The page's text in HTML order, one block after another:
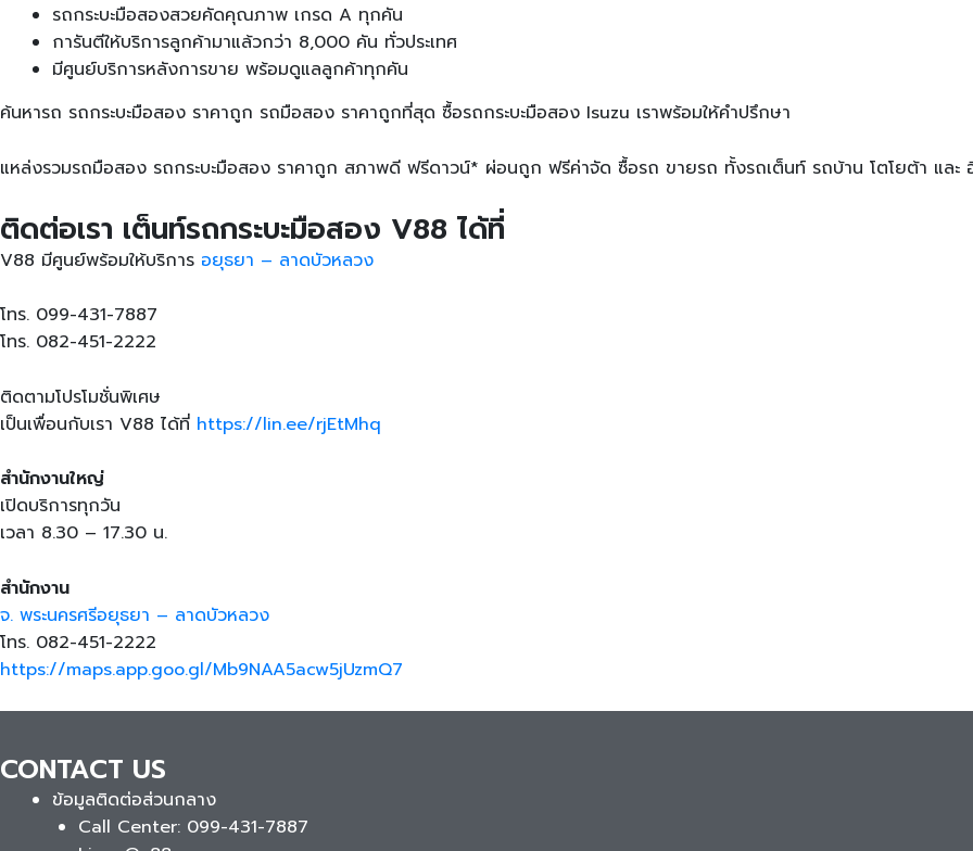
รถกระบะมือสองสวยคัดคุณภาพ เกรด A ทุกคัน
การันตีให้บริการลูกค้ามาแล้วกว่า 8,000 คัน ทั่วประเทศ
มีศูนย์บริการหลังการขาย พร้อมดูแลลูกค้าทุกคัน
ค้นหารถ รถกระบะมือสอง ราคาถูก รถมือสอง ราคาถูกที่สุด ซื้อรถกระบะมือสอง Isuzu เราพร้อมให้คำปรึกษา
แหล่งรวมรถมือสอง รถกระบะมือสอง ราคาถูก สภาพดี ฟรีดาวน์* ผ่อนถูก ฟรีค่าจัด ซื้อรถ ขายรถ ทั้งรถเต็นท์ รถบ้าน โตโยต้า และ
ติดต่อเรา เต็นท์รถกระบะมือสอง V88 ได้ที่
V88 มีศูนย์พร้อมให้บริการ อยุธยา – ลาดบัวหลวง
โทร. 099-431-7887
โทร. 082-451-2222
ติดตามโปรโมชั่นพิเศษ
เป็นเพื่อนกับเรา V88 ได้ที่ https://lin.ee/rjEtMhq
สำนักงานใหญ่
เปิดบริการทุกวัน
เวลา 8.30 – 17.30 น.
สำนักงาน
จ. พระนครศรีอยุธยา – ลาดบัวหลวง
โทร. 082-451-2222
https://maps.app.goo.gl/Mb9NAA5acw5jUzmQ7
CONTACT US
ข้อมูลติดต่อส่วนกลาง
Call Center: 099-431-7887